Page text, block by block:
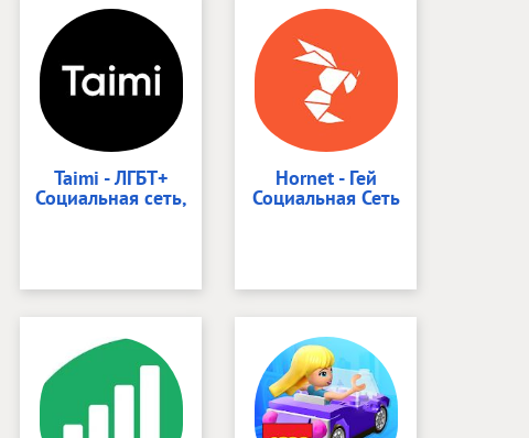
Taimi - ЛГБТ+
Социальная сеть,
Hornet - Гей
Социальная Сеть